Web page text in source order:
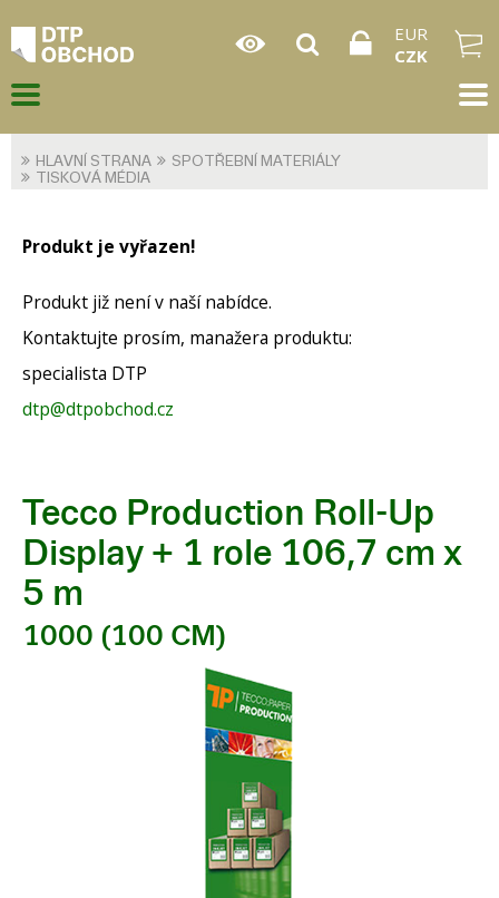
EUR
CZK
HLAVNÍ STRANA
SPOTŘEBNÍ MATERIÁLY
TISKOVÁ MÉDIA
Produkt je vyřazen!
Produkt již není v naší nabídce.
Kontaktujte prosím, manažera produktu:
specialista DTP
dtp@dtpobchod.cz
Tecco Production Roll-Up
Display + 1 role 106,7 cm x
5 m
1000 (100 CM)